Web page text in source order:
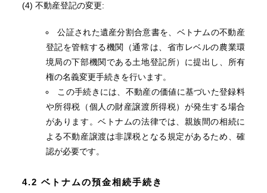
(4) 不動産登記の変更:
公証された遺産分割合意書を、ベトナムの不動産
登記を管轄する機関（通常は、省市レベルの農業環
境局の下部機関である土地登記所）に提出し、所有
権の名義変更手続きを行います。
この手続きには、不動産の価値に基づいた登録料
や所得税（個人の財産譲渡所得税）が発生する場合
があります。ベトナムの法律では、親族間の相続に
よる不動産譲渡は非課税となる規定があるため、確
認が必要です。
4.2 ベトナムの預金相続手続き